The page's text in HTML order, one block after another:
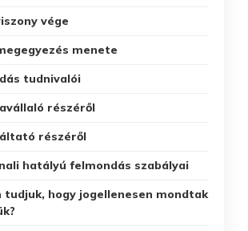
vége
menete
tudnivalói
részéről
részéről
hatályú felmondás szabályai
tudjuk, hogy jogellenesen mondtak